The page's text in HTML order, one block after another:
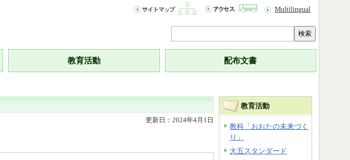
Multilingual
検索
教育活動 配布文書
更新日：2024年4月1日
教育活動
教科「おおたの未来づく
り」
大五スタンダード